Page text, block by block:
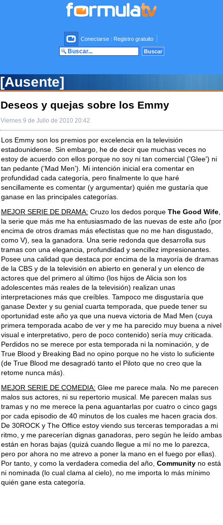
Conectarse | Registro gratuito
[Ausente]
Deseos y quejas sobre los Emmy
Viernes 9 de Julio de 2010 20:42
Los Emmy son los premios por excelencia en la televisión
estadounidense. Sin embargo, he de decir que muchas veces no
estoy de acuerdo con ellos porque no soy ni tan comercial ('Glee') ni
tan pedante ('Mad Men'). Mi intención inicial era comentar en
profundidad cada categoría, pero finalmente lo que haré
sencillamente es comentar (y argumentar) quién me gustaría que
ganase en las principales categorías.
MEJOR SERIE DE DRAMA: Cruzo los dedos porque The Good Wife
la serie que más me ha entusiasmado de las nuevas de este año (por
encima de otros dramas más efectistas que no me han disgustado,
como V), sea la ganadora. Una serie redonda que desarrolla sus
tramas con una elegancia, profundidad y sencillez impresionantes.
Posee una calidad que destaca por encima de la mayoría de dramas
de la CBS y de la televisión en abierto en general y un elenco de
actores que del primero al último (los hijos de Alicia son los
adolescentes más reales de la televisión) realizan unas
interpretaciones más que creíbles. Tampoco me disgustaría que
ganase Dexter y su genial cuarta temporada, que puede tener su
oportunidad este año ya que una nueva victoria de Mad Men (cuya
primera temporada acabo de ver y me ha parecido muy buena a nivel
visual e interpretativo, pero de poco contenido) sería muy criticada.
Perdidos no se merece por esta temporada ni la nominación, y de
True Blood y Breaking Bad no opino porque no he visto lo suficiente
(de True Blood me desagradó tanto el Piloto que no creo que la
retome nunca más).
MEJOR SERIE DE COMEDIA: Glee me parece mala. No me parecen
malos sus actores, ni su repertorio musical. Me parecen malas sus
tramas y no me merece la pena aguantarlas por cuatro o cinco gags
por cada episodio de 40 minutos de los cuales me hacen gracia dos.
De 30ROCK y The Office estoy viendo sus terceras temporadas a mi
ritmo, y me parecerían dignas ganadoras, pero según he leído ambas
están en horas bajas (quizá cuando llegue a mí no me lo parezca,
pero por ahora no me atrevo a poner la mano en el fuego por ellas).
Por tanto, y como la verdadera comedia del año, Community no está
ni nominada (lo cual clama al cielo), no me importa lo más mínimo
quién gane esta categoría.